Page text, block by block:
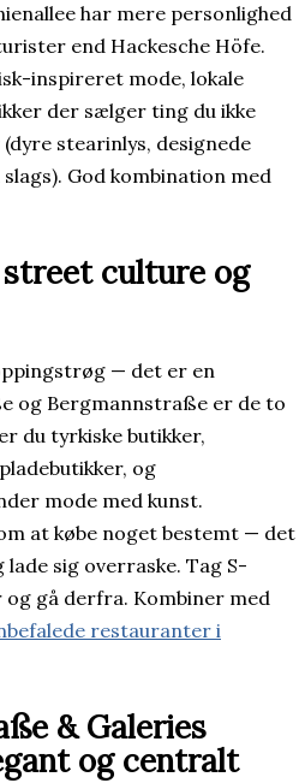
har mere personlighed
end Hackesche Höfe.
inspireret mode, lokale
der sælger ting du ikke
stearinlys, designede
God kombination med
culture og
— det er en
og Bergmannstraße er de to
du tyrkiske butikker,
og
mode med kunst.
at købe noget bestemt — det
sig overraske. Tag S-
gå derfra. Kombiner med
restauranter i
& Galeries
og centralt